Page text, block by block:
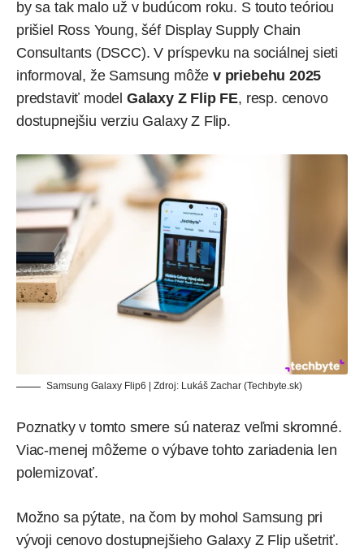
by sa tak malo už v budúcom roku. S touto teóriou
prišiel Ross Young, šéf Display Supply Chain
Consultants (DSCC). V príspevku na sociálnej sieti
informoval, že Samsung môže v priebehu 2025
predstaviť model Galaxy Z Flip FE, resp. cenovo
dostupnejšiu verziu Galaxy Z Flip.
Samsung Galaxy Flip6 | Zdroj: Lukáš Zachar (Techbyte.sk)
Poznatky v tomto smere sú nateraz veľmi skromné.
Viac-menej môžeme o výbave tohto zariadenia len
polemizovať.
Možno sa pýtate, na čom by mohol Samsung pri
vývoji cenovo dostupnejšieho Galaxy Z Flip ušetriť.